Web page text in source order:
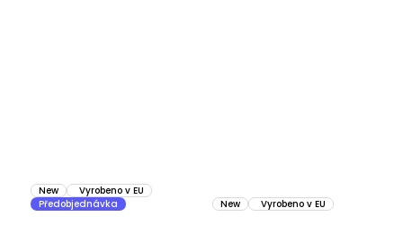
New
Vyrobeno v EU
Předobjednávka
New Vyrobeno v EU